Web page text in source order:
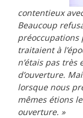
contentieux
Beaucoup
préoccupations
traitaient à
n’étais pas
d’ouverture.
lorsque nous
mêmes étions
ouverture. »